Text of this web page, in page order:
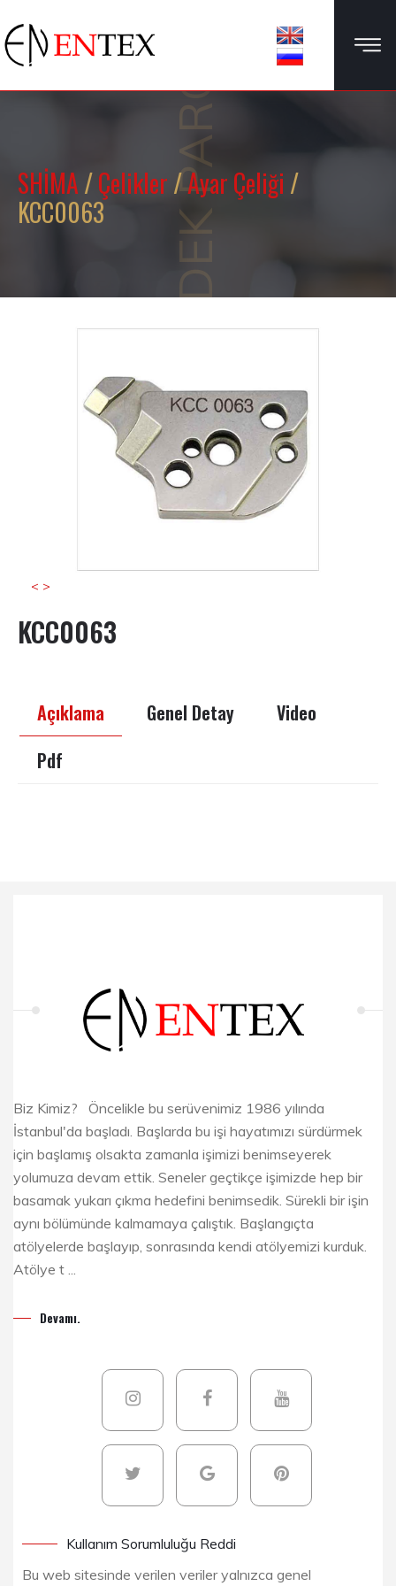
YEDEK PARÇA
SHİMA/Çelikler/Ayar Çeliği /
KCC0063
< >
KCC0063
Açıklama Genel Detay
Video
Pdf
Biz Kimiz? Öncelikle bu serüvenimiz 1986 yılında
İstanbul'da başladı. Başlarda bu işi hayatımızı sürdürmek
için başlamış olsakta zamanla işimizi benimseyerek
yolumuza devam ettik. Seneler geçtikçe işimizde hep bir
basamak yukarı çıkma hedefini benimsedik. Sürekli bir işin
aynı bölümünde kalmamaya çalıştık. Başlangıçta
atölyelerde başlayıp, sonrasında kendi atölyemizi kurduk.
Atölye t ...
Devamı.
Kullanım Sorumluluğu Reddi
Bu web sitesinde verilen veriler yalnızca genel